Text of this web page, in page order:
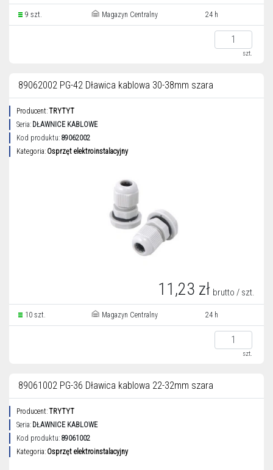
9 szt. Magazyn Centralny 24 h
szt.
89062002 PG-42 Dławica kablowa 30-38mm szara
Producent:TRYTYT
Seria: DŁAWNICE KABLOWE
Kod produktu: 89062002
Kategoria: Osprzęt elektroinstalacyjny
11,23 zł brutto / szt.
10 szt. Magazyn Centralny 24 h
szt.
89061002 PG-36 Dławica kablowa 22-32mm szara
Producent:TRYTYT
Seria: DŁAWNICE KABLOWE
Kod produktu: 89061002
Kategoria: Osprzęt elektroinstalacyjny